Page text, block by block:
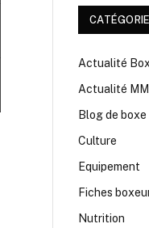
Actualité
Actualité
Blog de boxe
Culture
Equipement
Fiches
Nutrition